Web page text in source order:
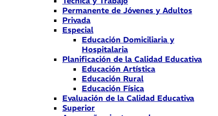
Permanente de Jóvenes y Adultos
Privada
Especial
Educación Domiciliaria y
Hospitalaria
Planificación de la Calidad Educativa
Educación Artística
Educación Rural
Educación Física
Evaluación de la Calidad Educativa
Superior